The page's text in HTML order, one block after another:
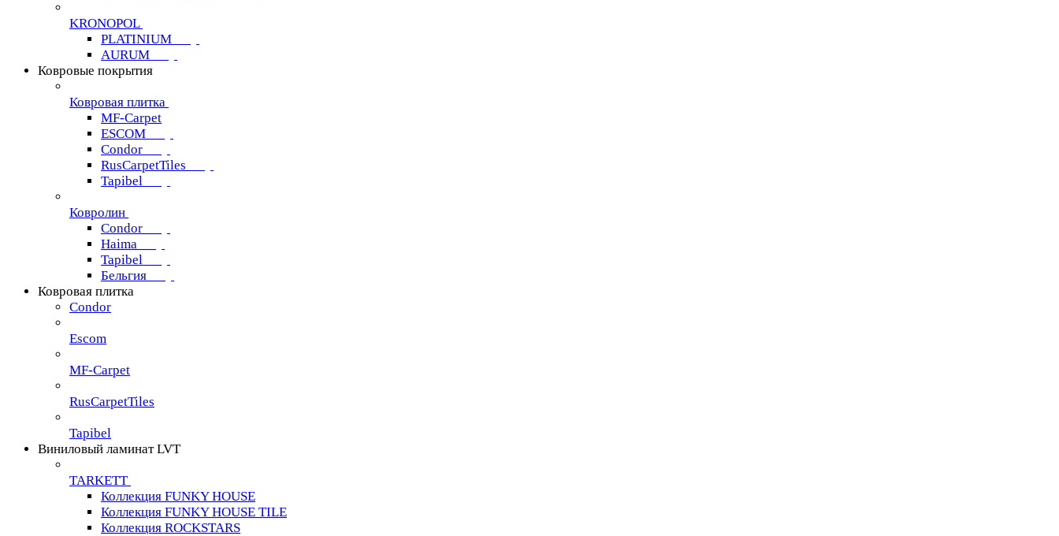
KRONOPOL
PLATINIUM
AURUM
Ковровые покрытия
Ковровая плитка
MF-Carpet
ESCOM
Condor
RusCarpetTiles
Tapibel
Ковролин
Condor
Haima
Tapibel
Бельгия
Ковровая плитка
Condor
Escom
MF-Carpet
RusCarpetTiles
Tapibel
Виниловый ламинат LVT
TARKETT
Коллекция FUNKY HOUSE
Коллекция FUNKY HOUSE TILE
Коллекция ROCKSTARS